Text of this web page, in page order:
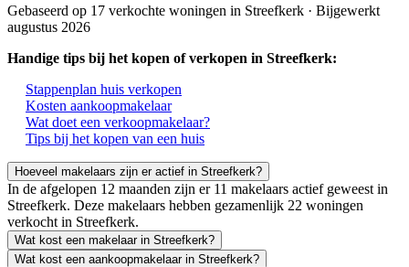
Gebaseerd op 17 verkochte woningen in Streefkerk · Bijgewerkt
augustus 2026
Handige tips bij het kopen of verkopen in Streefkerk:
Stappenplan huis verkopen
Kosten aankoopmakelaar
Wat doet een verkoopmakelaar?
Tips bij het kopen van een huis
Hoeveel makelaars zijn er actief in Streefkerk?
In de afgelopen 12 maanden zijn er 11 makelaars actief geweest in
Streefkerk. Deze makelaars hebben gezamenlijk 22 woningen
verkocht in Streefkerk.
Wat kost een makelaar in Streefkerk?
Wat kost een aankoopmakelaar in Streefkerk?